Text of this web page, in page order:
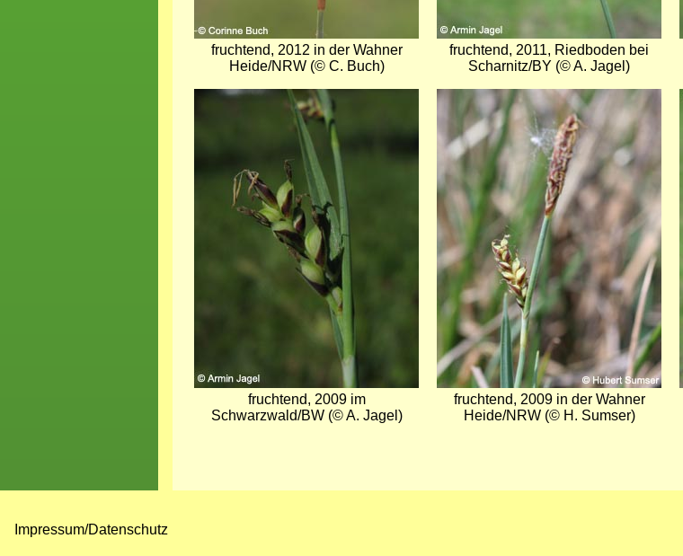
fruchtend, 2012 in der Wahner
Heide/NRW (© C. Buch)
fruchtend, 2011, Riedboden bei
Scharnitz/BY (© A. Jagel)
fruchtend, 2009 im
Schwarzwald/BW (© A. Jagel)
Bild
fruchtend, 2009 in der Wahner
Heide/NRW (© H. Sumser)
Impressum/Datenschutz